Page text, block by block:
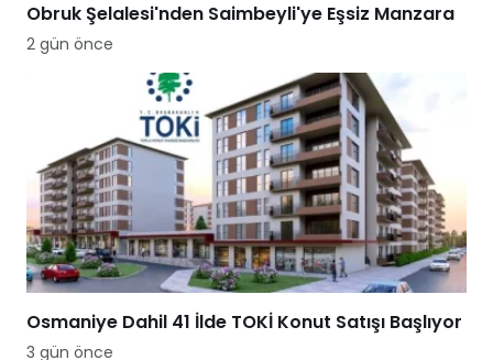
Obruk Şelalesi'nden Saimbeyli'ye Eşsiz Manzara
2 gün önce
Osmaniye Dahil 41 İlde TOKİ Konut Satışı Başlıyor
3 gün önce